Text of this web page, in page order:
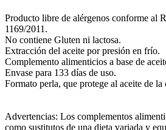
Producto libre de alérgenos conforme al
1169/2011.
No contiene Gluten ni lactosa.
Extracción del aceite por presión en frío.
Complemento alimenticios a base de
Envase para 133 días de uso.
Formato perla, que protege al aceite de la
Advertencias: Los complementos
como sustitutos de una dieta variada y